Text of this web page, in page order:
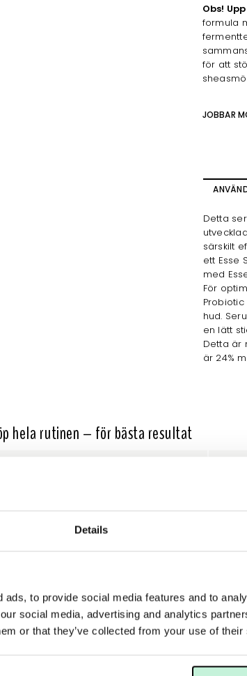
Details
to provide social media features and to
social media, advertising and analytics
or that they’ve collected from your use of
Obs!
formula
för att
JOBBAR
Detta
särskilt
ett Esse
med
För
hud.
en lätt
Detta är
är 24%
hela rutinen – för bästa resultat